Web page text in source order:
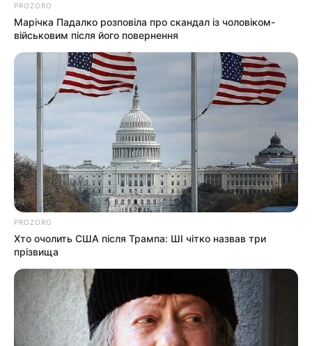
ПОДІЇ
До $20 тисяч за «списання»: на
Закарпатті розслідують схему з
військовозобов’язаними —
підозри отримали екскерівники
Мукачівського ТЦК
info@groza-news.info
PROZORO
Марічка Падалко розповіла про скандал із чоловіком-
військовим після його повернення
PROZORO
Хто очолить США після Трампа: ШІ чітко назвав три
прізвища